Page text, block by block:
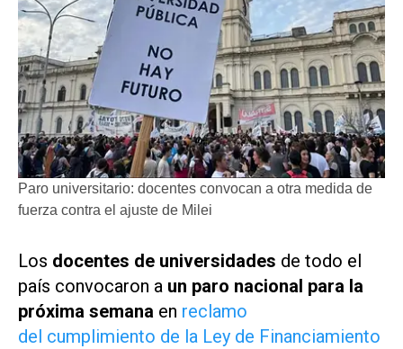
Paro universitario: docentes convocan a otra medida de
fuerza contra el ajuste de Milei
Los docentes de universidades de todo el
país convocaron a un paro nacional para la
próxima semana en reclamo
del cumplimiento de la Ley de Financiamiento